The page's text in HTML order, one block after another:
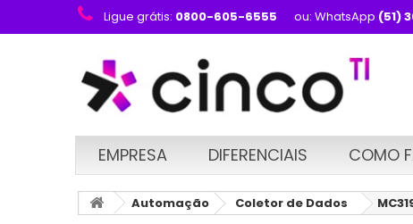
Ligue grátis: 0800-605-6555 ou: WhatsApp (51)
EMPRESA DIFERENCIAIS COMO
Automação Coletor de Dados